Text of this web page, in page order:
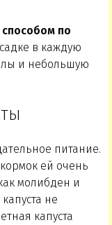
по
в каждую
и небольшую
питание.
ей очень
молибден и
не
капуста